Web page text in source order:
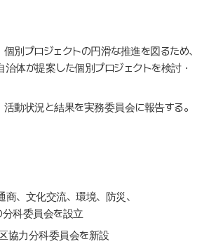
別プロジェクトの円滑な推進を図るため、
体が提案した個別プロジェクトを検討・
動状況と結果を実務委員会に報告する。
商、文化交流、環境、防災、
科委員会を設立
協力分科委員会を新設